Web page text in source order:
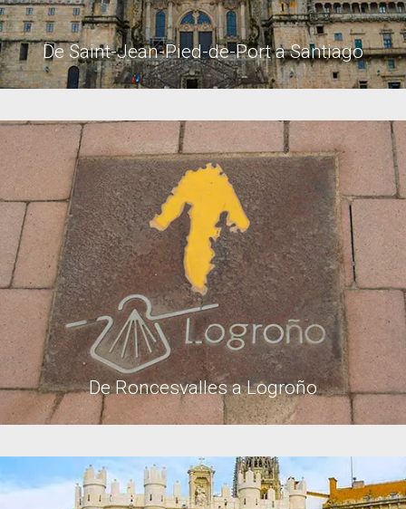
De Saint-Jean-Pied-de-Port a Santiago
De Roncesvalles a Logroño